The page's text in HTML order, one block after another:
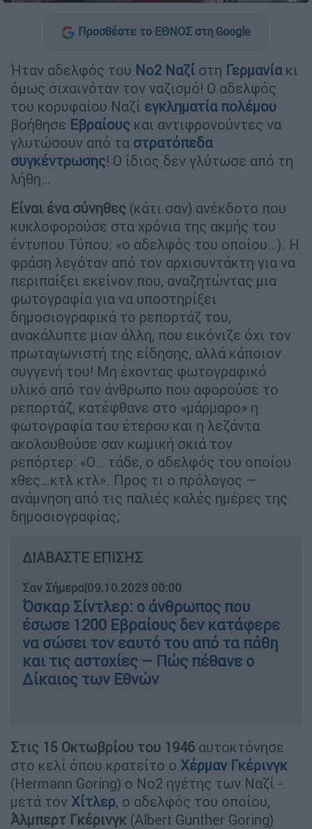
Προσθέστε το ΕΘΝΟΣ στη Google
Ήταν αδελφός του Νο2 Ναζί στη Γερμανία κι
όμως σιχαινόταν τον ναζισμό! Ο αδελφός
του κορυφαίου Ναζί εγκληματία πολέμου
βοήθησε Εβραίους και αντιφρονούντες να
γλυτώσουν από τα στρατόπεδα
συγκέντρωσης! Ο ίδιος δεν γλύτωσε από τη
λήθη…
Είναι ένα σύνηθες (κάτι σαν) ανέκδοτο που
κυκλοφορούσε στα χρόνια της ακμής του
έντυπου Τύπου: «ο αδελφός του οποίου…). Η
φράση λεγόταν από τον αρχισυντάκτη για να
περιπαίξει εκείνον που, αναζητώντας μια
φωτογραφία για να υποστηρίξει
δημοσιογραφικά το ρεπορτάζ του,
ανακάλυπτε μιαν άλλη, που εικόνιζε όχι τον
πρωταγωνιστή της είδησης, αλλά κάποιον
συγγενή του! Μη έχοντας φωτογραφικό
υλικό από τον άνθρωπο που αφορούσε το
ρεπορτάζ, κατέφθανε στο «μάρμαρο» η
φωτογραφία του έτερου και η λεζάντα
ακολουθούσε σαν κωμική σκιά τον
ρεπόρτερ: «Ο… τάδε, ο αδελφός του οποίου
χθες…κτλ κτλ». Προς τι ο πρόλογος –
ανάμνηση από τις παλιές καλές ημέρες της
δημοσιογραφίας;
ΔΙΑΒΑΣΤΕ ΕΠΙΣΗΣ
Σαν Σήμερα|09.10.2023 00:00
Όσκαρ Σίντλερ: ο άνθρωπος που
έσωσε 1200 Εβραίους δεν κατάφερε
να σώσει τον εαυτό του από τα πάθη
και τις αστοχίες – Πώς πέθανε ο
Δίκαιος των Εθνών
Στις 15 Οκτωβρίου του 1946 αυτοκτόνησε
στο κελί όπου κρατείτο ο Χέρμαν Γκέρινγκ
(Hermann Goring) ο Νο2 ηγέτης των Ναζί -
μετά τον Χίτλερ, ο αδελφός του οποίου,
Άλμπερτ Γκέρινγκ (Albert Gunther Goring)